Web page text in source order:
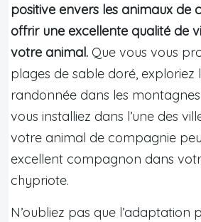
positive envers les animaux de
offrir une excellente qualité de
votre animal. Que vous vous
plages de sable doré, exploriez
randonnée dans les
vous installiez dans l’une des
votre animal de compagnie
excellent compagnon dans
chypriote.
N’oubliez pas que l’adaptation